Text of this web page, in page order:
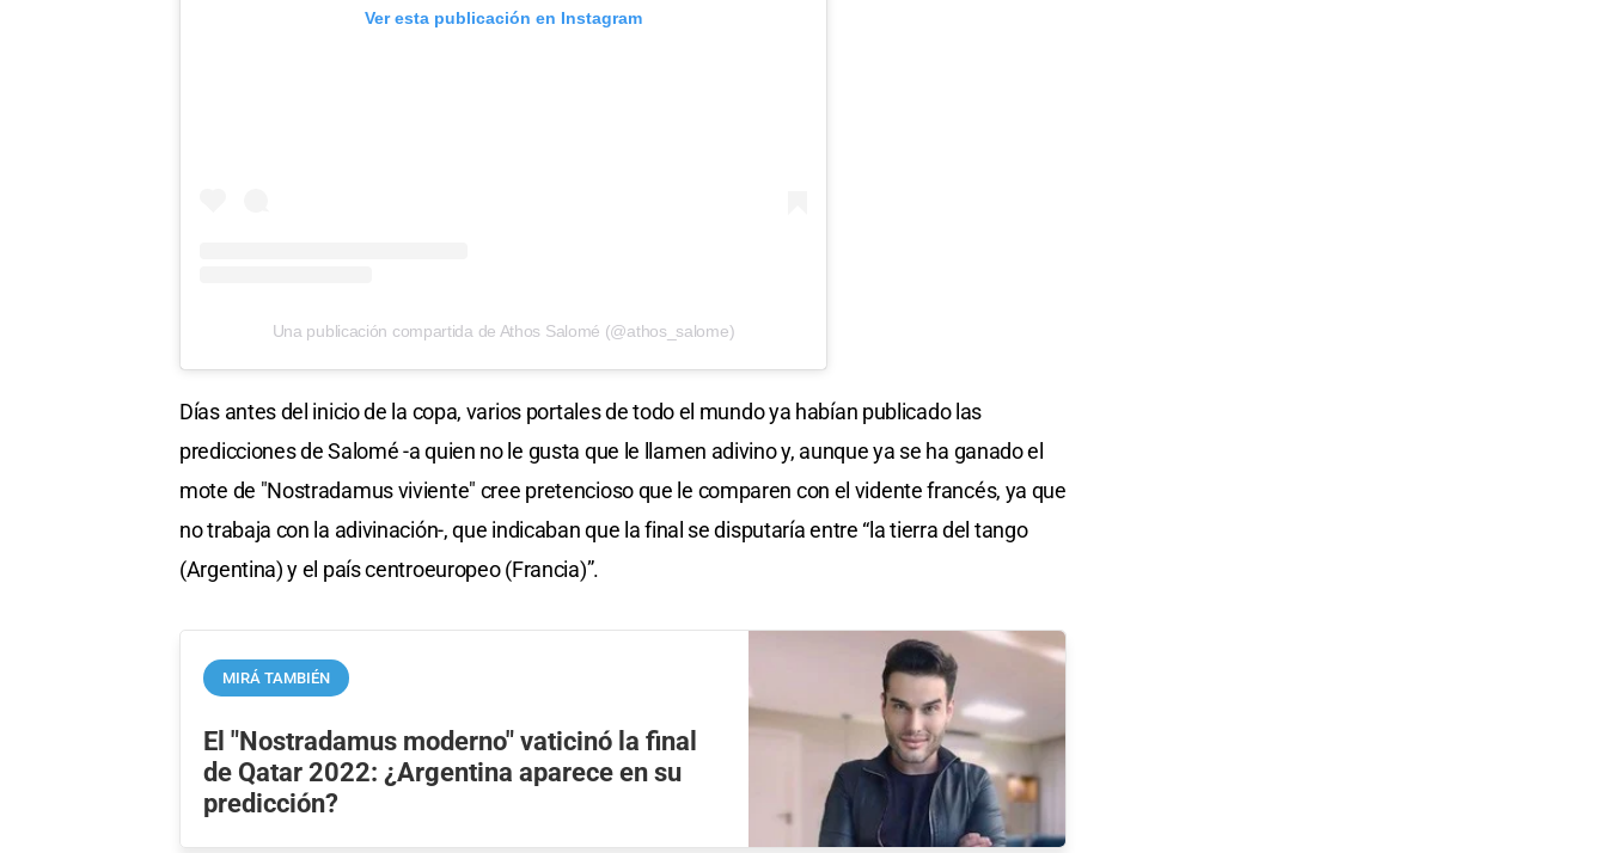
Ver esta publicación en Instagram
Una publicación compartida de Athos Salomé (@athos_salome)
Días antes del inicio de la copa, varios portales de todo el mundo ya habían publicado las
predicciones de Salomé -a quien no le gusta que le llamen adivino y, aunque ya se ha ganado el
mote de "Nostradamus viviente" cree pretencioso que le comparen con el vidente francés, ya que
no trabaja con la adivinación-, que indicaban que la final se disputaría entre “la tierra del tango
(Argentina) y el país centroeuropeo (Francia)”.
MIRÁ TAMBIÉN
El "Nostradamus moderno" vaticinó la final
de Qatar 2022: ¿Argentina aparece en su
predicción?